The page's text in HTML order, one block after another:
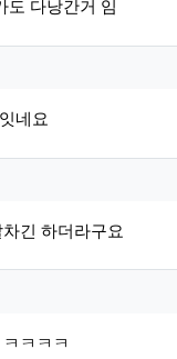
도 다낭간거 임
글
네요
댓글
긴 하더라구요
글
ㅋㅋㅋ